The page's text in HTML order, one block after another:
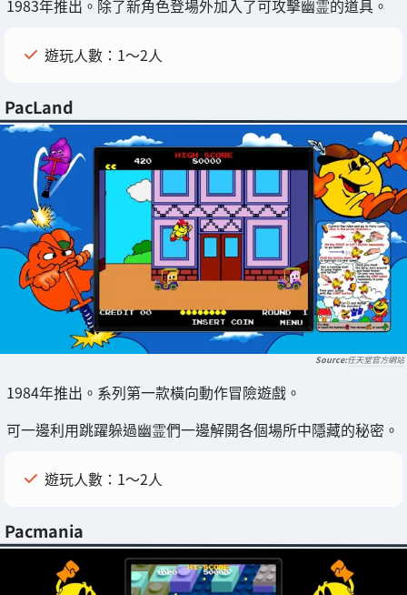
1983年推出。除了新角色登場外加入了可攻擊幽霊的道具。
遊玩人數：1～2人
PacLand
任天堂官方網站
1984年推出。系列第一款橫向動作冒險遊戲。
可一邊利用跳躍躲過幽霊們一邊解開各個場所中隱藏的秘密。
遊玩人數：1～2人
Pacmania